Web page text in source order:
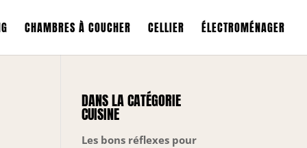
CHAMBRES À COUCHER CELLIER ÉLECTROMÉNAGER
DANS LA CATÉGORIE
CUISINE
Les bons réflexes pour